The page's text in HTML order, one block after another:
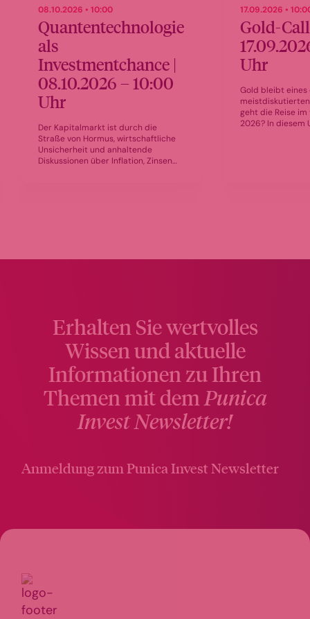
08.10.2026 • 10:00
Quantentechnologie
als
Investmentchance |
08.10.2026 – 10:00
Uhr
Der Kapitalmarkt ist durch die
Straße von Hormus, wirtschaftliche
Unsicherheit und anhaltende
Diskussionen über Inflation, Zinsen
der Nachfrage von Investoren und
17.09.2026 •
Gold-
Uhr
Gold bleibt eines
geht die Reise
2026? In diesem
Erhalten Sie wertvolles
Wissen und aktuelle
Informationen zu Ihren
Themen mit demPunica
Invest Newsletter!
Anmeldung zum Punica Invest Newsletter